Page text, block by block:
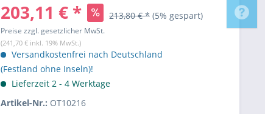
203,11 € * 213,80 € * (5% gespart)
Preise zzgl. gesetzlicher MwSt.
(241,70 € inkl. 19% MwSt.)
Versandkostenfrei nach Deutschland
(Festland ohne Inseln)!
Lieferzeit 2 - 4 Werktage
Artikel-Nr.: OT10216